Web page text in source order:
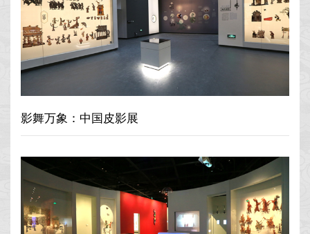
影舞万象：中国皮影展